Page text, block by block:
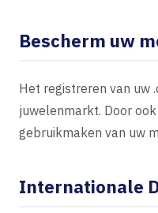
Bescherm uw
Het registreren van uw
juwelenmarkt. Door
gebruikmaken van uw
Internationale